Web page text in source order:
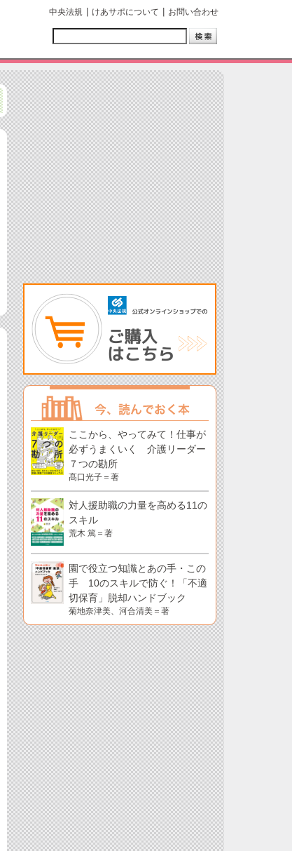
中央法規 けあサポについて お問い合わせ
ここから、やってみて！仕事が
必ずうまくいく 介護リーダー
７つの勘所
髙口光子＝著
対人援助職の力量を高める11の
スキル
荒木 篤＝著
園で役立つ知識とあの手・この
手 10のスキルで防ぐ！「不適
切保育」脱却ハンドブック
菊地奈津美、河合清美＝著